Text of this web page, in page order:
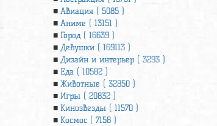
Авиация ( 5085 )
Аниме ( 13151 )
Город ( 16639 )
Девушки ( 169113 )
Дизайн и интерьер ( 3293 )
Еда ( 10582 )
Животные ( 32850 )
Игры ( 20832 )
Кинозвезды ( 11570 )
Космос ( 7158 )